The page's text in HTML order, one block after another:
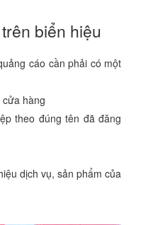
biển hiệu
cáo cần phải có một
hàng
theo đúng tên đã đăng
dịch vụ, sản phẩm của